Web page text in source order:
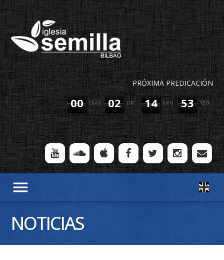
PRÓXIMA PREDICACIÓN
00 DÍAS 02 HR 14 MIN 52 SEG
menu
NOTICIAS